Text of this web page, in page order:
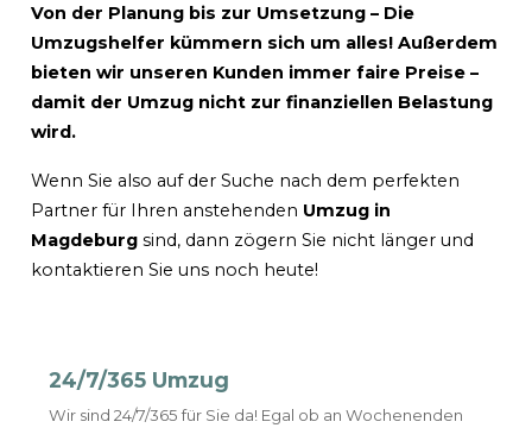
Von der Planung bis zur Umsetzung – Die
Umzugshelfer kümmern sich um alles! Außerdem
bieten wir unseren Kunden immer faire Preise –
damit der Umzug nicht zur finanziellen Belastung
wird.
Wenn Sie also auf der Suche nach dem perfekten
Partner für Ihren anstehenden Umzug in
Magdeburgsind, dann zögern Sie nicht länger und
kontaktieren Sie uns noch heute!
24/7/365 Umzug
Wir sind 24/7/365 für Sie da! Egal ob an Wochenenden